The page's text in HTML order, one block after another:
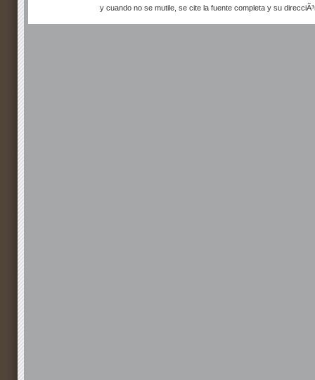
y cuando no se mutile, se cite la fuente completa y su